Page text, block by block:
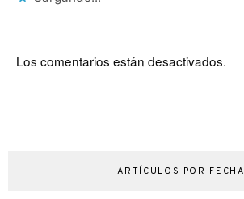
Los comentarios están desactivados.
ARTÍCULOS POR FECHA